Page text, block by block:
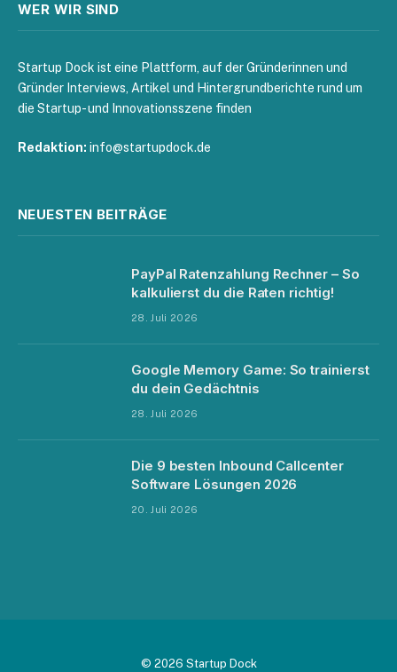
WER WIR SIND
Startup Dock ist eine Plattform, auf der Gründerinnen und
Gründer Interviews, Artikel und Hintergrundberichte rund um
die Startup- und Innovationsszene finden
Redaktion: info@startupdock.de
NEUESTEN BEITRÄGE
PayPal Ratenzahlung Rechner – So
kalkulierst du die Raten richtig!
28. Juli 2026
Google Memory Game: So trainierst
du dein Gedächtnis
28. Juli 2026
Die 9 besten Inbound Callcenter
Software Lösungen 2026
20. Juli 2026
© 2026 Startup Dock